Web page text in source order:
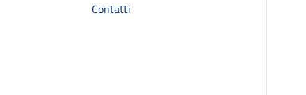
Contatti